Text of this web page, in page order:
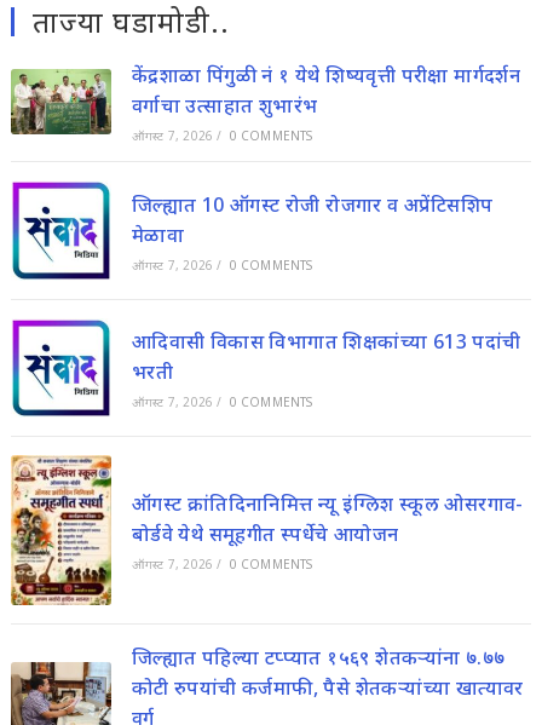
ताज्या घडामोडी..
केंद्रशाळा पिंगुळी नं १ येथे शिष्यवृत्ती परीक्षा मार्गदर्शन
वर्गाचा उत्साहात शुभारंभ
ऑगस्ट 7, 2026 / 0 COMMENTS
जिल्ह्यात 10 ऑगस्ट रोजी रोजगार व अप्रेंटिसशिप
मेळावा
ऑगस्ट 7, 2026 / 0 COMMENTS
आदिवासी विकास विभागात शिक्षकांच्या 613 पदांची
भरती
ऑगस्ट 7, 2026 / 0 COMMENTS
ऑगस्ट क्रांतिदिनानिमित्त न्यू इंग्लिश स्कूल ओसरगाव-
बोर्डवे येथे समूहगीत स्पर्धेचे आयोजन
ऑगस्ट 7, 2026 / 0 COMMENTS
जिल्ह्यात पहिल्या टप्प्यात १५६९ शेतकऱ्यांना ७.७७
कोटी रुपयांची कर्जमाफी, पैसे शेतकऱ्यांच्या खात्यावर
वर्ग